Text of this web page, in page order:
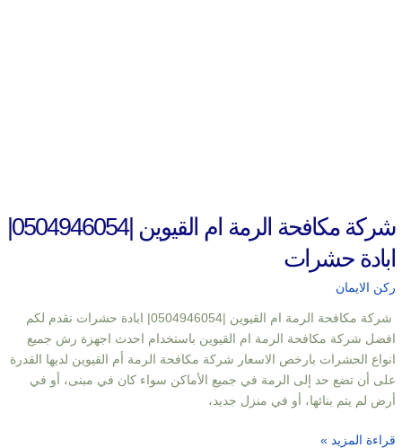
شركة مكافحة الرمة ام القيوين |0504946054|
ابادة حشرات
ركن الايمان
شركة مكافحة الرمة ام القيوين |0504946054| ابادة حشرات نقدم لكم
افضل شركة مكافحة الرمة ام القيوين باستخدام احدث اجهزة رش جميع
انواع الحشرات بارخص الاسعار شركة مكافحة الرمة أم القيوين لديها القدرة
على أن تضع حد إلى الرمة في جميع الأماكن سواء كان في مبنى، أو في
أرض لم يتم بنائها، أو في منزل جديد،
قراءة المزيد »